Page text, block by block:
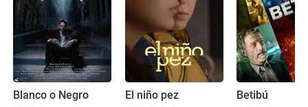
Blanco o Negro El niño pez Betibú